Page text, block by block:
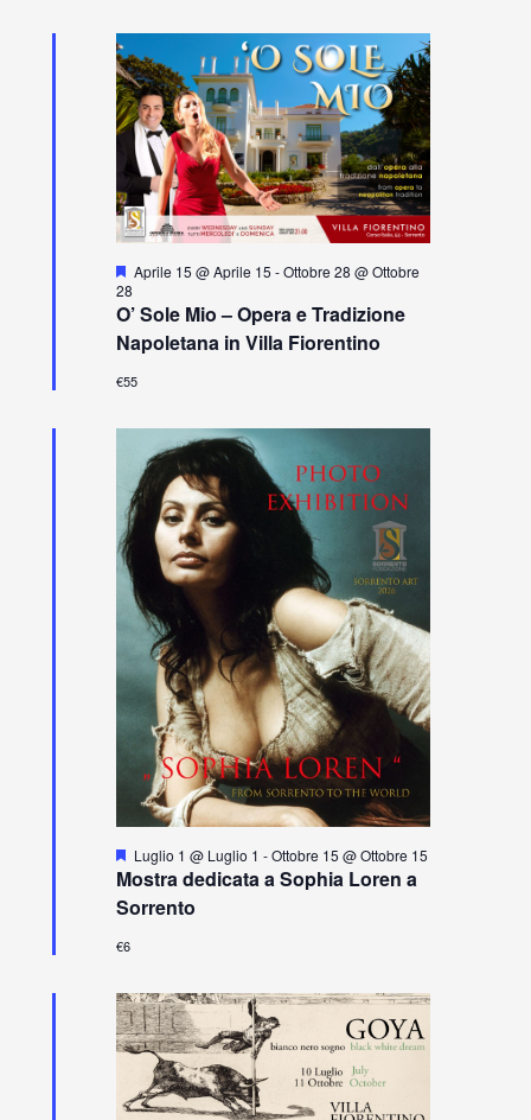
i
O’ Sole Mio – Opera e Tradizione
Napoletana in Villa Fiorentino
S
g
a
a
Aprile 15 @ Aprile 15 -Ottobre 28 @ Ottobre
28
€55
Mostra dedicata a Sophia Loren a
Sorrento
S
e
g
n
i
Luglio 1 @ Luglio 1 -Ottobre 15 @ Ottobre 15
€6